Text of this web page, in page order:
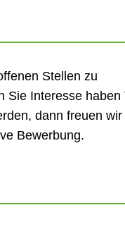
Stellen zu
Sie Interesse haben
dann freuen
Bewerbung.